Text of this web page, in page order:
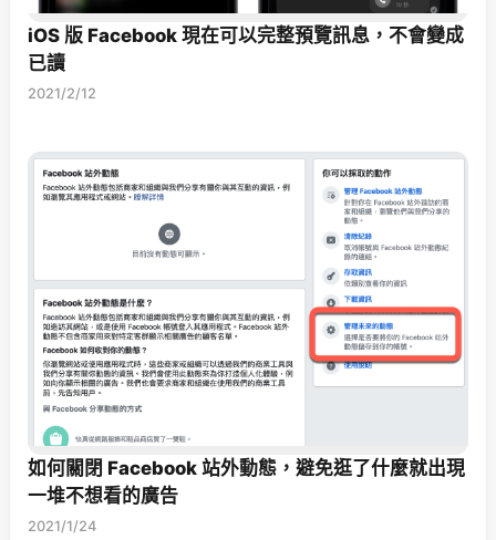
iOS 版 Facebook 現在可以完整預覽訊息，不會變成
已讀
2021/2/12
如何關閉 Facebook 站外動態，避免逛了什麼就出現
一堆不想看的廣告
2021/1/24